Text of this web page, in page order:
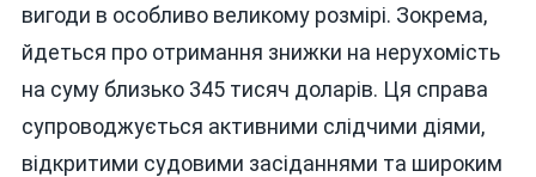
вигоди в особливо великому розмірі. Зокрема,
йдеться про отримання знижки на нерухомість
на суму близько 345 тисяч доларів. Ця справа
супроводжується активними слідчими діями,
відкритими судовими засіданнями та широким